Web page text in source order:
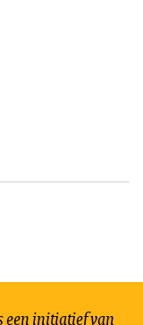
een initiatief van